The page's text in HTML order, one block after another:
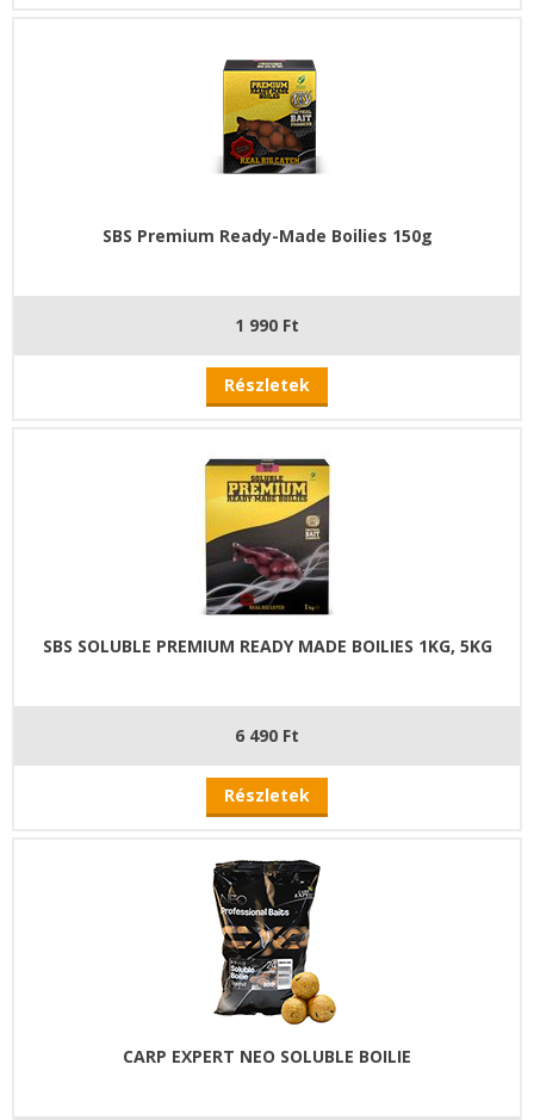
SBS Premium Ready-Made Boilies 150g
1 990 Ft
Részletek
SBS SOLUBLE PREMIUM READY MADE BOILIES 1KG, 5KG
6 490 Ft
Részletek
CARP EXPERT NEO SOLUBLE BOILIE